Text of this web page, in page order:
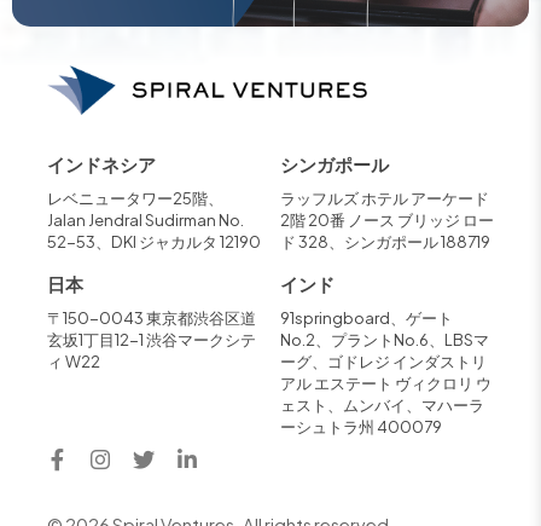
インドネシア
レベニュータワー25階、
Jalan Jendral Sudirman No.
52-53、DKI ジャカルタ 12190
シンガポール
ラッフルズ ホテル アーケード
2階 20番 ノース ブリッジ ロー
ド 328、シンガポール 188719
日本
〒150-0043 東京都渋谷区道
玄坂1丁目12-1 渋谷マークシテ
ィ W22
インド
91springboard、ゲート
No.2、プラントNo.6、LBSマ
ーグ、ゴドレジ インダストリ
アル エステート ヴィクロリ ウ
ェスト、ムンバイ、マハーラ
ーシュトラ州 400079